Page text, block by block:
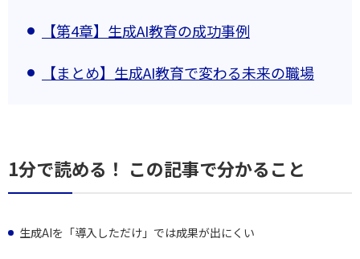
【第4章】生成AI教育の成功事例
【まとめ】生成AI教育で変わる未来の職場
1分で読める！ この記事で分かること
生成AIを「導入しただけ」では成果が出にくい